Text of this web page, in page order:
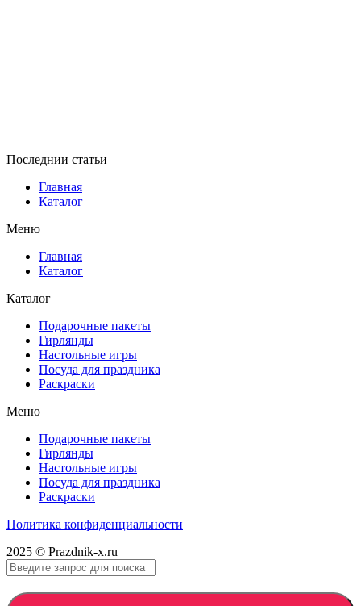
Последнии статьи
Главная
Каталог
Меню
Главная
Каталог
Каталог
Подарочные пакеты
Гирлянды
Настольные игры
Посуда для праздника
Раскраски
Меню
Подарочные пакеты
Гирлянды
Настольные игры
Посуда для праздника
Раскраски
Политика конфиденциальности
2025 © Prazdnik-x.ru